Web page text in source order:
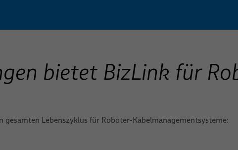
bietet BizLink für
Lebenszyklus für Roboter-Kabelmanagementsysteme: